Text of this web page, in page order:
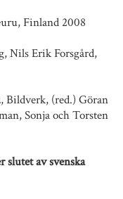
Finland 2008
Nils Erik Forsgård,
, Bildverk, (red.) Göran
Sonja och Torsten
slutet av svenska